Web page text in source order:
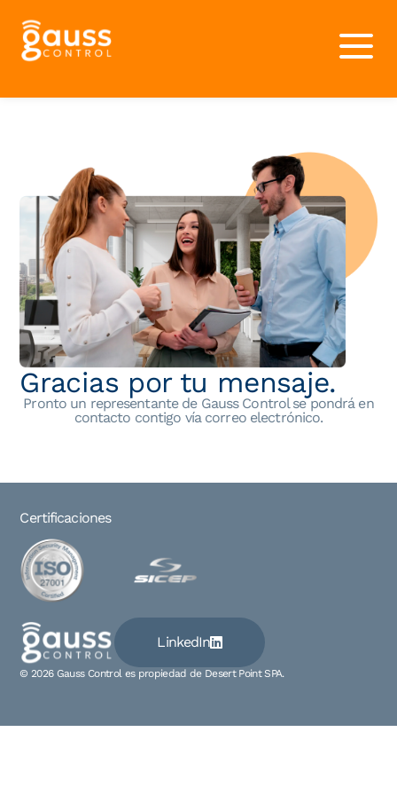
Gracias por tu mensaje.
Pronto un representante de Gauss Control se pondrá en
contacto contigo vía correo electrónico.
Certificaciones
LinkedIn
© 2026 Gauss Control es propiedad de Desert Point SPA.